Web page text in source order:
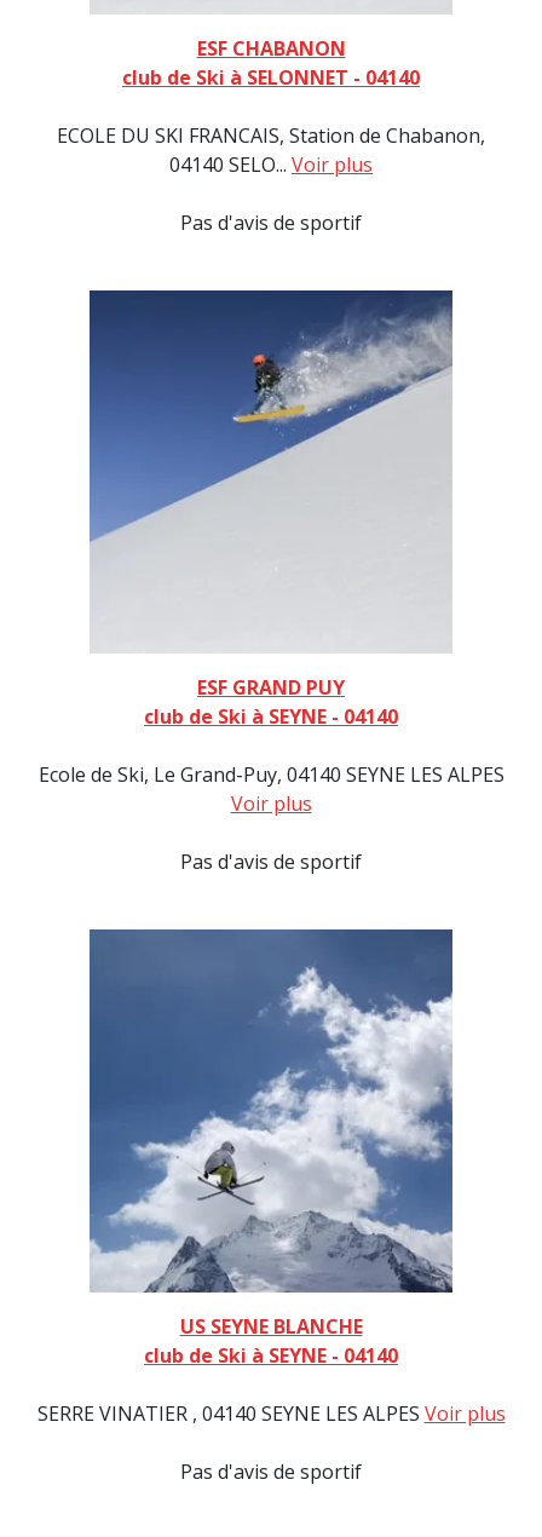
ESF CHABANON
club de Ski à SELONNET - 04140
ECOLE DU SKI FRANCAIS, Station de Chabanon,
04140 SELO... Voir plus
Pas d'avis de sportif
ESF GRAND PUY
club de Ski à SEYNE - 04140
Ecole de Ski, Le Grand-Puy, 04140 SEYNE LES ALPES
Voir plus
Pas d'avis de sportif
US SEYNE BLANCHE
club de Ski à SEYNE - 04140
SERRE VINATIER , 04140 SEYNE LES ALPES Voir plus
Pas d'avis de sportif